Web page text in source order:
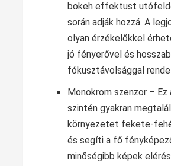
bokeh effektust
során adják hozzá. A
olyan érzékelőkkel
jó fényerővel és
fókusztávolsággal
Monokrom szenzor – Ez
szintén gyakran
környezetet fekete-
és segíti a fő
minőségibb képek